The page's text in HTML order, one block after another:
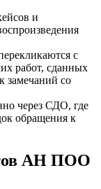
и
с
работ, сданных
замечаний со
через СДО, где
обращения к
АН ПОО